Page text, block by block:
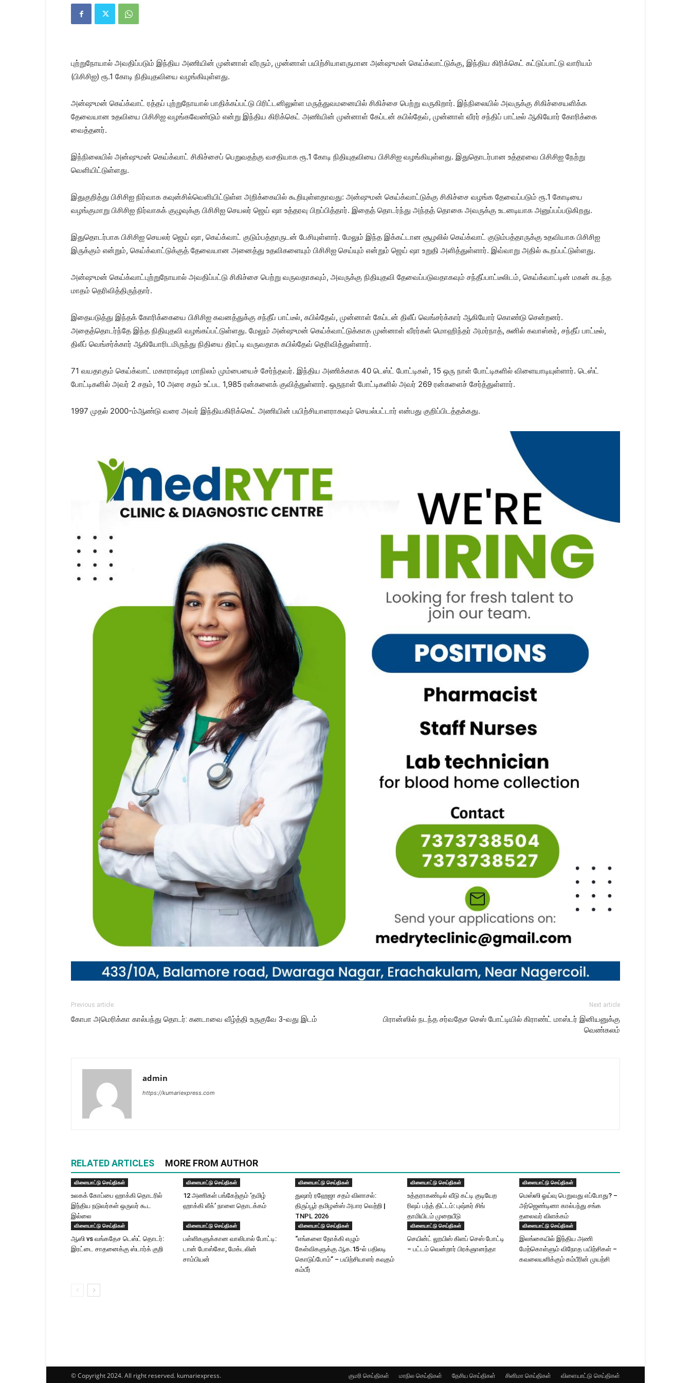
|
Kanyakumari
புற்றுநோயால் அவதிப்படும் இந்திய அணியின் முன்னாள் வீரரும், முன்னாள் பயிற்சியாளருமான அன்ஷுமன் கெய்க்வாட்டுக்கு, இந்திய கிரிக்கெட் கட்டுப்பாட்டு வாரியம்
(பிசிசிஐ) ரூ.1 கோடி நிதியுதவியை வழங்கியுள்ளது.
அன்ஷுமன் கெய்க்வாட் ரத்தப் புற்றுநோயால் பாதிக்கப்பட்டு பிரிட்டனிலுள்ள மருத்துவமனையில் சிகிச்சை பெற்று வருகிறார். இந்நிலையில் அவருக்கு சிகிச்சையளிக்க
தேவையான உதவியை பிசிசிஐ வழங்கவேண்டும் என்று இந்திய கிரிக்கெட் அணியின் முன்னாள் கேப்டன் கபில்தேவ், முன்னாள் வீரர் சந்திப் பாட்டீல் ஆகியோர் கோரிக்கை
வைத்தனர்.
இந்நிலையில் அன்ஷுமன் கெய்க்வாட் சிகிச்சைப் பெறுவதற்கு வசதியாக ரூ.1 கோடி நிதியுதவியை பிசிசிஐ வழங்கியுள்ளது. இதுதொடர்பான உத்தரவை பிசிசிஐ நேற்று
வெளியிட்டுள்ளது.
இதுகுறித்து பிசிசிஐ நிர்வாக கவுன்சில்வெளியிட்டுள்ள அறிக்கையில் கூறியுள்ளதாவது: அன்ஷுமன் கெய்க்வாட்டுக்கு சிகிச்சை வழங்க தேவைப்படும் ரூ.1 கோடியை
வழங்குமாறு பிசிசிஐ நிர்வாகக் குழுவுக்கு பிசிசிஐ செயலர் ஜெய் ஷா உத்தரவு பிறப்பித்தார். இதைத் தொடர்ந்து அந்தத் தொகை அவருக்கு உடனடியாக அனுப்பப்படுகிறது.
இதுதொடர்பாக பிசிசிஐ செயலர் ஜெய் ஷா, கெய்க்வாட் குடும்பத்தாருடன் பேசியுள்ளார். மேலும் இந்த இக்கட்டான சூழலில் கெய்க்வாட் குடும்பத்தாருக்கு உதவியாக பிசிசிஐ
இருக்கும் என்றும், கெய்க்வாட்டுக்குத் தேவையான அனைத்து உதவிகளையும் பிசிசிஐ செய்யும் என்றும் ஜெய் ஷா உறுதி அளித்துள்ளார். இவ்வாறு அதில் கூறப்பட்டுள்ளது.
அன்ஷுமன் கெய்க்வாட்புற்றுநோயால் அவதிப்பட்டு சிகிச்சை பெற்று வருவதாகவும், அவருக்கு நிதியுதவி தேவைப்படுவதாகவும் சந்தீப்பாட்டீலிடம், கெய்க்வாட்டின் மகன் கடந்த
மாதம் தெரிவித்திருந்தார்.
இதையடுத்து இந்தக் கோரிக்கையை பிசிசிஐ கவனத்துக்கு சந்தீப் பாட்டீல், கபில்தேவ், முன்னாள் கேப்டன் திலீப் வெங்சர்க்கார் ஆகியோர் கொண்டு சென்றனர்.
அதைத்தொடர்ந்தே இந்த நிதியுதவி வழங்கப்பட்டுள்ளது. மேலும் அன்ஷுமன் கெய்க்வாட்டுக்காக முன்னாள் வீரர்கள் மொஹிந்தர் அமர்நாத், சுனில் கவாஸ்கர், சந்தீப் பாட்டீல்,
திலீப் வெங்சர்க்கார் ஆகியோரிடமிருந்து நிதியை திரட்டி வருவதாக கபில்தேவ் தெரிவித்துள்ளார்.
71 வயதாகும் கெய்க்வாட் மகாராஷ்டிர மாநிலம் மும்பையைச் சேர்ந்தவர். இந்திய அணிக்காக 40 டெஸ்ட் போட்டிகள், 15 ஒரு நாள் போட்டிகளில் விளையாடியுள்ளார். டெஸ்ட்
போட்டிகளில் அவர் 2 சதம், 10 அரை சதம் உட்பட 1,985 ரன்களைக் குவித்துள்ளார். ஒருநாள் போட்டிகளில் அவர் 269 ரன்களைச் சேர்த்துள்ளார்.
1997 முதல் 2000-ம்ஆண்டு வரை அவர் இந்தியகிரிக்கெட் அணியின் பயிற்சியாளராகவும் செயல்பட்டார் என்பது குறிப்பிடத்தக்கது.
Previous article
கோபா அமெரிக்கா கால்பந்து தொடர்: கனடாவை வீழ்த்தி உருகுவே 3-வது இடம்
Next article
பிரான்ஸில் நடந்த சர்வதேச செஸ் போட்டியில் கிராண்ட் மாஸ்டர் இனியனுக்கு
வெண்கலம்
admin
https://kumariexpress.com
RELATED ARTICLES MORE FROM AUTHOR
விளையாட்டு செய்திகள்
உலகக் கோப்பை ஹாக்கி தொடரில்
இந்திய நடுவர்கள் ஒருவர் கூட
இல்லை
விளையாட்டு செய்திகள்
12 அணிகள் பங்கேற்கும் ‘தமிழ்
ஹாக்கி லீக்’ நாளை தொடக்கம்
விளையாட்டு செய்திகள்
துஷார் ரஹேஜா சதம் விளாசல்:
திருப்பூர் தமிழன்ஸ் அபார வெற்றி |
TNPL 2026
விளையாட்டு செய்திகள்
உத்தராகண்டில் வீடு கட்டி குடியேற
ரிஷப் பந்த் திட்டம்: புஷ்கர் சிங்
தாமியிடம் முறையீடு
விளையாட்டு செய்திகள்
மெஸ்ஸி ஓய்வு பெறுவது எப்போது? –
அர்ஜெண்டினா கால்பந்து சங்க
தலைவர் விளக்கம்
விளையாட்டு செய்திகள்
ஆஸி vs வங்கதேச டெஸ்ட் தொடர்:
இரட்டை சாதனைக்கு ஸ்டார்க் குறி
விளையாட்டு செய்திகள்
பள்ளிகளுக்கான வாலிபால் போட்டி:
டான் போஸ்கோ, மேக்டலின்
சாம்பியன்
விளையாட்டு செய்திகள்
“எங்களை நோக்கி எழும்
கேள்விகளுக்கு ஆக.15-ல் பதிலடி
கொடுப்போம்” – பயிற்சியாளர் கவுதம்
கம்பீர்
விளையாட்டு செய்திகள்
செயின்ட் லூயிஸ் கிளப் செஸ் போட்டி
– பட்டம் வென்றார் பிரக்ஞானந்தா
விளையாட்டு செய்திகள்
இலங்கையில் இந்திய அணி
மேற்கொள்ளும் விநோத பயிற்சிகள் –
கவலையளிக்கும் கம்பீரின் முயற்சி
குமரி செய்திகள் மாநில செய்திகள் தேசிய செய்திகள் சினிமா செய்திகள் விளையாட்டு செய்திகள்
© Copyright 2024. All right reserved. kumariexpress.